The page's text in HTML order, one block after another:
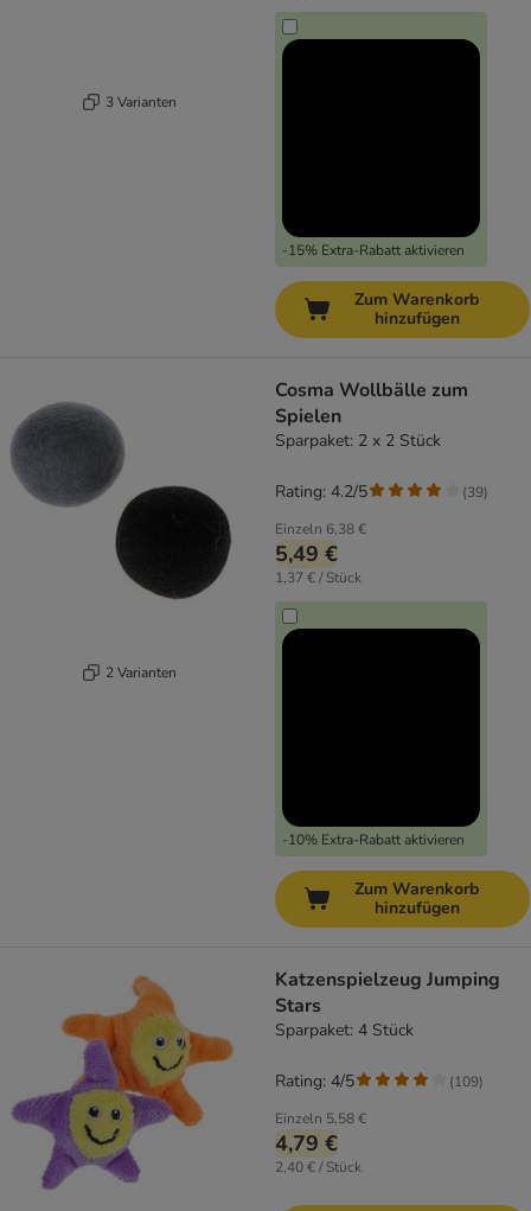
3 Varianten
-15% Extra-Rabatt aktivieren
Zum Warenkorb
hinzufügen
2 Varianten
Cosma Wollbälle zum
Spielen
Sparpaket: 2 x 2 Stück
Einzeln 6,38 €
5,49 €
1,37 € / Stück
-10% Extra-Rabatt aktivieren
Rating: 4.2/5 (39)
Zum Warenkorb
hinzufügen
Katzenspielzeug Jumping
Stars
Sparpaket: 4 Stück
Einzeln 5,58 €
4,79 €
2,40 € / Stück
Rating: 4/5 (109)